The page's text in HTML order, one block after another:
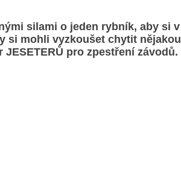
silami o jeden rybník, aby si v
si mohli vyzkoušet chytit nějakou
pro zpestření závodů.